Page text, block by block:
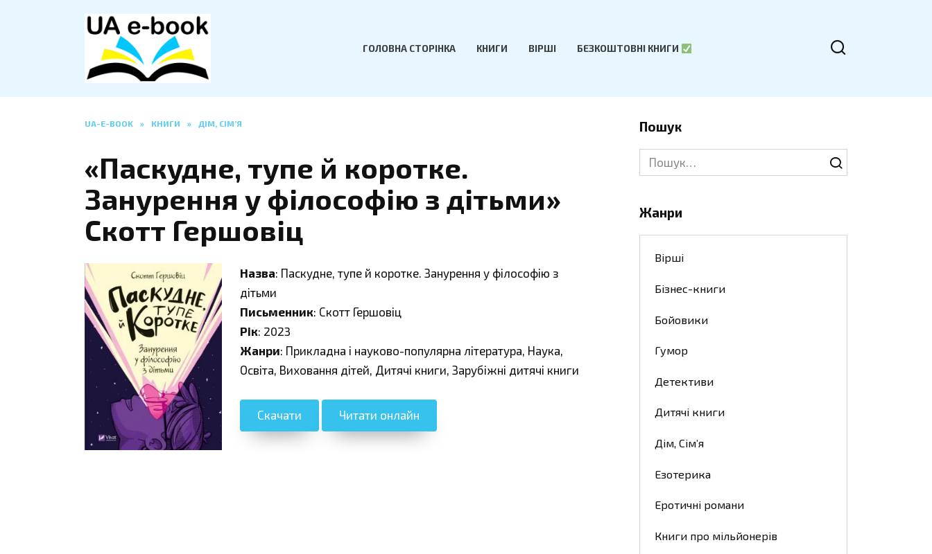
ГОЛОВНА СТОРІНКА КНИГИ ВІРШІ БЕЗКОШТОВНІ КНИГИ
UA-E-BOOK » КНИГИ » ДІМ, СІМ’Я
«Паскудне, тупе й коротке.
Занурення у філософію з дітьми»
Скотт Гершовіц
Назва: Паскудне, тупе й коротке. Занурення у філософію з
дітьми
Письменник: Скотт Гершовіц
Рік: 2023
Жанри: Прикладна і науково-популярна література, Наука,
Освіта, Виховання дітей, Дитячі книги, Зарубіжні дитячі книги
Скачати Читати онлайн
Пошук
Search
for:
Жанри
Вірші
Бізнес-книги
Бойовики
Гумор
Детективи
Дитячі книги
Дім, Сім’я
Езотерика
Еротичні романи
Книги про мільйонерів